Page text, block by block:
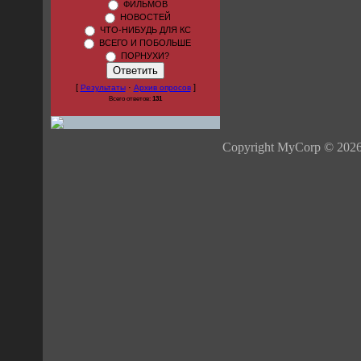
ФИЛЬМОВ
НОВОСТЕЙ
ЧТО-НИБУДЬ ДЛЯ КС
ВСЕГО И ПОБОЛЬШЕ
ПОРНУХИ?
[ Результаты· Архив опросов]
Всего ответов: 131
Copyright MyCorp ©